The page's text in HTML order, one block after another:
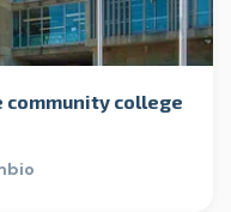
community college